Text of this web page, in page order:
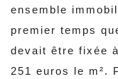
ensemble
premier temps
devait être fixée
251 euros le m².